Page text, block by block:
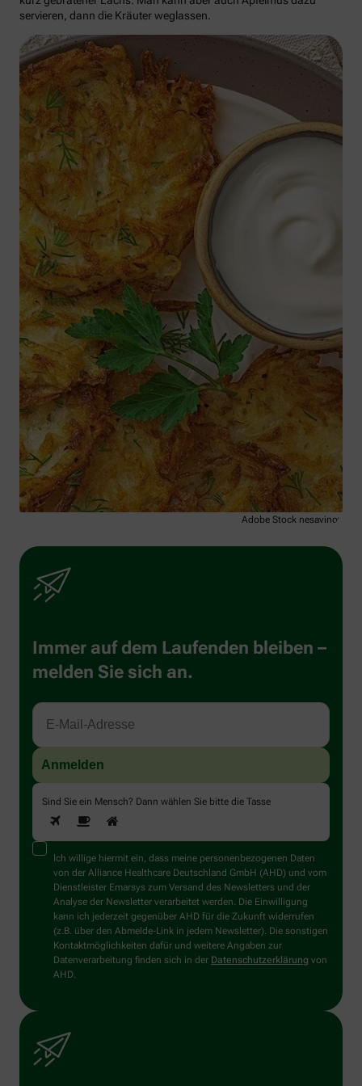
servieren, dann die Kräuter weglassen.
Adobe Stock nesavinov
Immer auf dem Laufenden bleiben –
melden Sie sich an.
Sind Sie ein Mensch? Dann wählen Sie bitte die Tasse
Ich willige hiermit ein, dass meine personenbezogenen Daten
von der Alliance Healthcare Deutschland GmbH (AHD) und vom
Dienstleister Emarsys zum Versand des Newsletters und der
Analyse der Newsletter verarbeitet werden. Die Einwilligung
kann ich jederzeit gegenüber AHD für die Zukunft widerrufen
(z.B. über den Abmelde-Link in jedem Newsletter). Die sonstigen
Kontaktmöglichkeiten dafür und weitere Angaben zur
Datenverarbeitung finden sich in der Datenschutzerklärung von
AHD.